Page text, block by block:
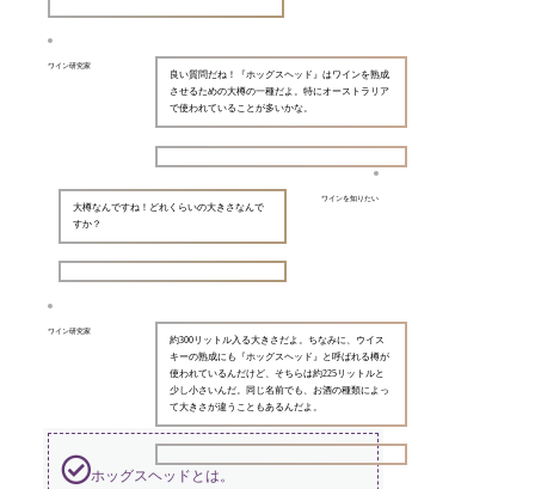
ワイン研究家
良い質問だね！『ホッグスヘッド』はワインを熟成
させるための大樽の一種だよ。特にオーストラリア
で使われていることが多いかな。
ワインを知りたい
大樽なんですね！どれくらいの大きさなんで
すか？
ワイン研究家
約300リットル入る大きさだよ。ちなみに、ウイス
キーの熟成にも『ホッグスヘッド』と呼ばれる樽が
使われているんだけど、そちらは約225リットルと
少し小さいんだ。同じ名前でも、お酒の種類によっ
て大きさが違うこともあるんだよ。
ホッグスヘッドとは。